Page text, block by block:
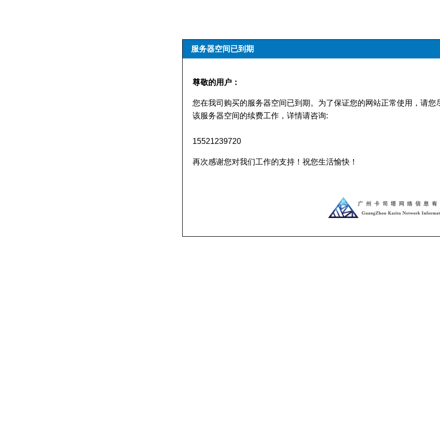
服务器空间已到期
尊敬的用户：
您在我司购买的服务器空间已到期。为了保证您的网站正常使用，请您
该服务器空间的续费工作，详情请咨询:
15521239720
再次感谢您对我们工作的支持！祝您生活愉快！